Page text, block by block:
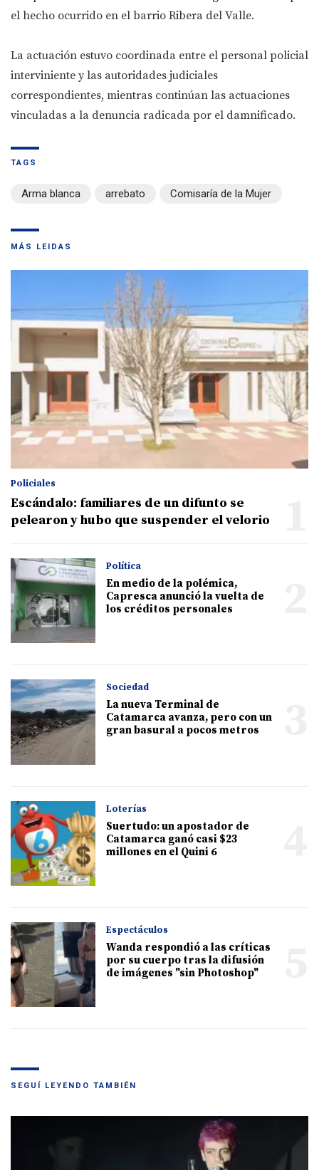
el hecho ocurrido en el barrio Ribera del Valle.
La actuación estuvo coordinada entre el personal policial
interviniente y las autoridades judiciales
correspondientes, mientras continúan las actuaciones
vinculadas a la denuncia radicada por el damnificado.
TAGS
Arma blanca arrebato Comisaría de la Mujer
MÁS LEIDAS
Policiales
Escándalo: familiares de un difunto se
pelearon y hubo que suspender el velorio
Política
En medio de la polémica,
Capresca anunció la vuelta de
los créditos personales
Sociedad
La nueva Terminal de
Catamarca avanza, pero con un
gran basural a pocos metros
Loterías
Suertudo: un apostador de
Catamarca ganó casi $23
millones en el Quini 6
Espectáculos
Wanda respondió a las críticas
por su cuerpo tras la difusión
de imágenes "sin Photoshop"
SEGUÍ LEYENDO TAMBIÉN